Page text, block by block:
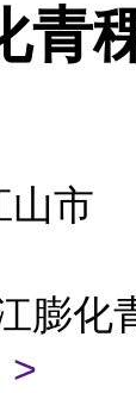
青
山市
膨化
>